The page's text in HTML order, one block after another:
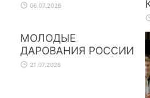
06.07.2026
МОЛОДЫЕ
ДАРОВАНИЯ РОССИИ
21.07.2026